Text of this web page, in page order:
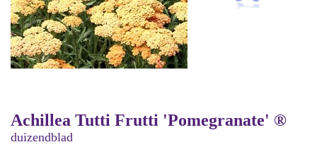
Achillea Tutti Frutti 'Pomegranate' ®
duizendblad